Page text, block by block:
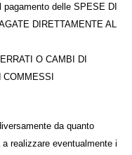
delle SPESE DI
DIRETTAMENTE AL
O CAMBI DI
da quanto
a realizzare eventualmente i